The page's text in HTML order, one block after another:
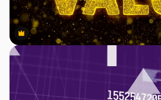
Premium
Premium